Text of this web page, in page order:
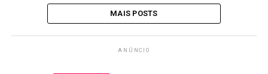
MAIS POSTS
ANÚNCIO